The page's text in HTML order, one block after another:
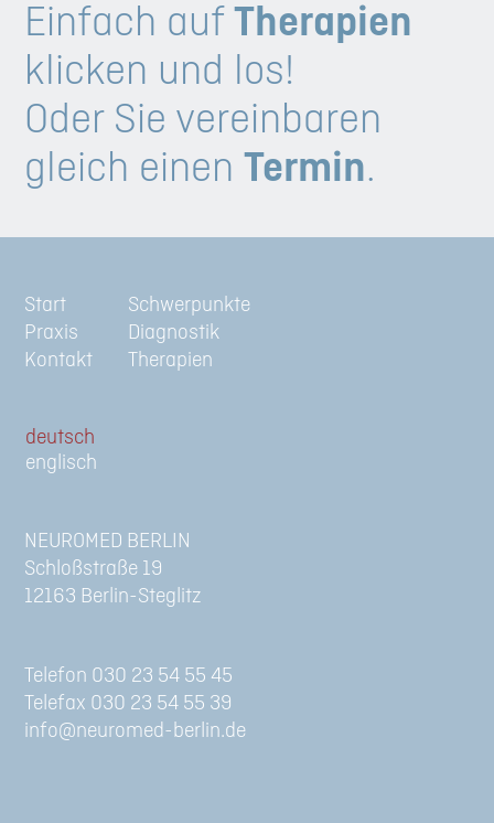
Einfach aufTherapien
klicken und los!
Oder Sie vereinbaren
gleich einenTermin.
Start
Praxis
Kontakt
Schwerpunkte
Diagnostik
Therapien
de
en
NEUROMED BERLIN
Schloßstraße 19
12163 Berlin-Steglitz
Telefon 030 23 54 55 45
Telefax 030 23 54 55 39
info@neuromed-berlin.de